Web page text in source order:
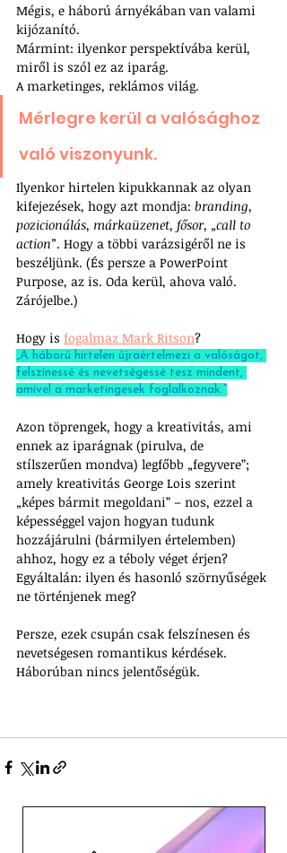
Mégis, e háború árnyékában van valami
kijózanító.
Mármint: ilyenkor perspektívába kerül,
miről is szól ez az iparág.
A marketinges, reklámos világ.
Mérlegre kerül a valósághoz
való viszonyunk.
Ilyenkor hirtelen kipukkannak az olyan
kifejezések, hogy azt mondja: branding,
pozicionálás, márkaüzenet, fősor, „call to
action”. Hogy a többi varázsigéről ne is
beszéljünk. (És persze a PowerPoint
Purpose, az is. Oda kerül, ahova való.
Zárójelbe.)
Hogy is fogalmaz Mark Ritson?
„A háború hirtelen újraértelmezi a valóságot,
felszínessé és nevetségessé tesz mindent,
amivel a marketingesek foglalkoznak.”
Azon töprengek, hogy a kreativitás, ami
ennek az iparágnak (pirulva, de
stílszerűen mondva) legfőbb „fegyvere”;
amely kreativitás George Lois szerint
„képes bármit megoldani” ­– nos, ezzel a
képességgel vajon hogyan tudunk
hozzájárulni (bármilyen értelemben)
ahhoz, hogy ez a téboly véget érjen?
Egyáltalán: ilyen és hasonló szörnyűségek
ne történjenek meg?
Persze, ezek csupán csak felszínesen és
nevetségesen romantikus kérdések.
Háborúban nincs jelentőségük.